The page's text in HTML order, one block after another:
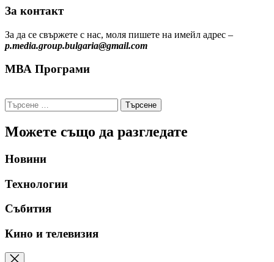
За контакт
За да се свържете с нас, моля пишете на имейл адрес –
p.media.group.bulgaria@gmail.com
МВА Програми
Търсене
за:
Можете също да разгледате
Новини
Технологии
Събития
Кино и телевизия